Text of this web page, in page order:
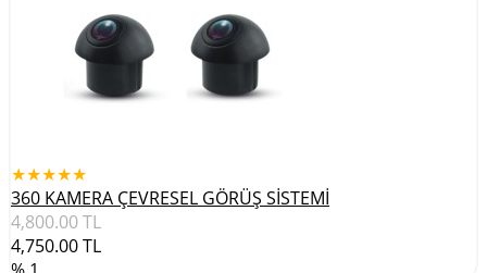
★★★★★
360 KAMERA ÇEVRESEL GÖRÜŞ SİSTEMİ
4,800.00TL
4,750.00TL